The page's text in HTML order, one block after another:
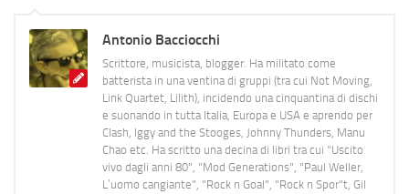
Antonio Bacciocchi
Scrittore, musicista, blogger. Ha militato come
batterista in una ventina di gruppi (tra cui Not Moving,
Link Quartet, Lilith), incidendo una cinquantina di dischi
e suonando in tutta Italia, Europa e USA e aprendo per
Clash, Iggy and the Stooges, Johnny Thunders, Manu
Chao etc. Ha scritto una decina di libri tra cui "Uscito
vivo dagli anni 80", "Mod Generations", "Paul Weller,
L’uomo cangiante", "Rock n Goal", "Rock n Spor"t, Gil